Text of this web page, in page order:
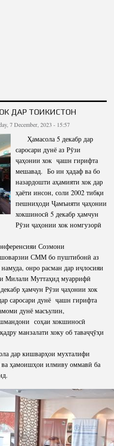
ДАР ТОҶИКИСТОН
7 December, 2023 - 15:57
Ҳамасола 5 декабр дар
саросари дунё аз Рӯзи
ҷаҳонии хок ҷашн гирифта
мешавад. Бо ин ҳадаф ва бо
назардошти аҳамияти хок дар
ҳаёти инсон, соли 2002 тибқи
пешниҳоди Ҷамъияти ҷаҳонии
хокшиносӣ 5 декабр ҳамчун
Рӯзи ҷаҳонии хок номгузорӣ
Созмони
СММ бо пуштибонӣ аз
онро расман дар иҷлосияи
Милали Муттаҳид муаррифӣ
ҳамчун Рӯзи ҷаҳонии хок
саросари дунё ҷашн гирифта
дунё масъулин,
соҳаи хокшиносӣ
манзалати хоку об таваҷҷӯҳи
дар кишварҳои мухталифи
ва ҳамоишҳои илмиву оммавӣ ба